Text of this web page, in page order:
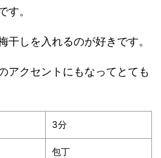
す。
干しを入れるのが好きです。
アクセントにもなってとても
3分
包丁